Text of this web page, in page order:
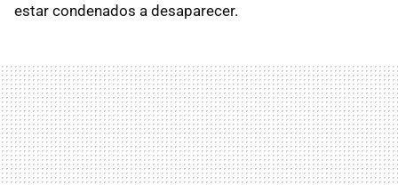
estar condenados a desaparecer.